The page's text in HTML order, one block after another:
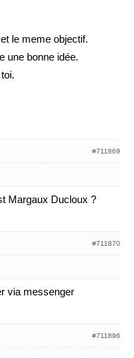
le meme objectif.
une bonne idée.
#711869
Margaux Ducloux ?
#711870
via messenger
#711896